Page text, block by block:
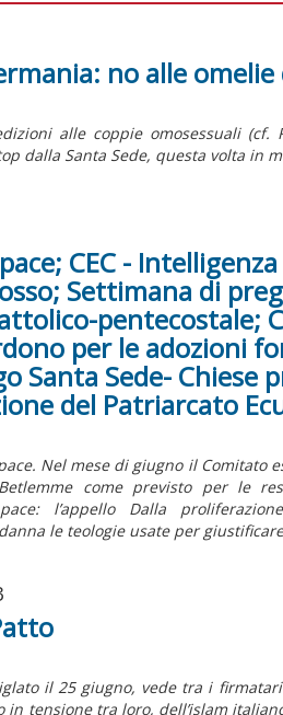
no alle omelie
alle coppie omosessuali (cf.
dalla Santa Sede, questa volta in
CEC -
Settimana di
pentecostale;
per le adozioni
Santa Sede- Chiese
del Patriarcato
pace. Nel mese di giugno il Comitato
come previsto per le
l’appello Dalla
le teologie usate per
il 25 giugno, vede tra i
in tensione tra loro, dell’islam